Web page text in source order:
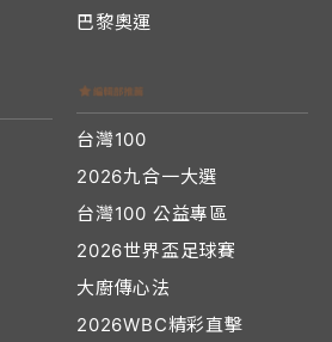
巴黎奧運
台灣100
2026九合一大選
台灣100 公益專區
2026世界盃足球賽
大廚傳心法
2026WBC精彩直擊